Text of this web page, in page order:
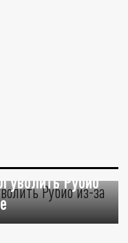
уволить Рубио